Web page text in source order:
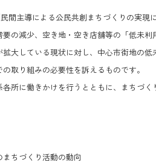
間主導による公民共創まちづくりの実現
の減少、空き地・空き店舗等の「低未
大している現状に対し、中心市街地の
取り組みの必要性を訴えるものです。
所に働きかけを行うとともに、まちづ
ちづくり活動の動向